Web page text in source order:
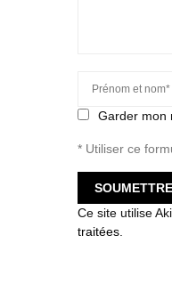
Garder mon
* Utiliser ce
Ce site utilise
traitées